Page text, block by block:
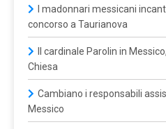
I madonnari messicani
concorso a Taurianova
Il cardinale Parolin in
Chiesa
Cambiano i responsabili
Messico